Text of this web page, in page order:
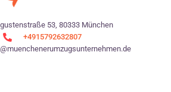
53, 80333 München
+4915792632807